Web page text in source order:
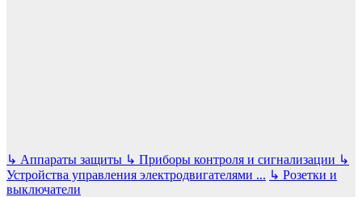
↳ Аппараты защиты ↳ Приборы контроля и сигнализации ↳
Устройства управления электродвигателями ... ↳ Розетки и
выключатели